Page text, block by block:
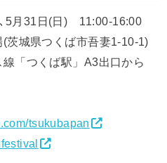
5月31日(日) 11:00-16:00
茨城県つくば市吾妻1-10-1)
「つくば駅」A3出口から
tsukubapan